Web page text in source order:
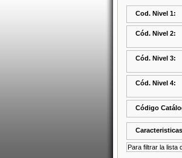
Cod. Nivel 1:
Cód. Nivel 2:
Cód. Nivel 3:
Cód. Nivel 4:
Código
Para filtrar la lista